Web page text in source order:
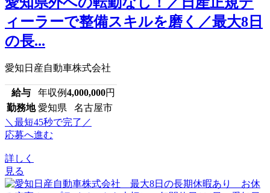
ィーラーで整備スキルを磨く／最大8日
の長...
愛知日産自動車株式会社
給与 年収例4,000,000円
勤務地 愛知県 名古屋市
＼最短45秒で完了／
応募へ進む
詳しく
見る